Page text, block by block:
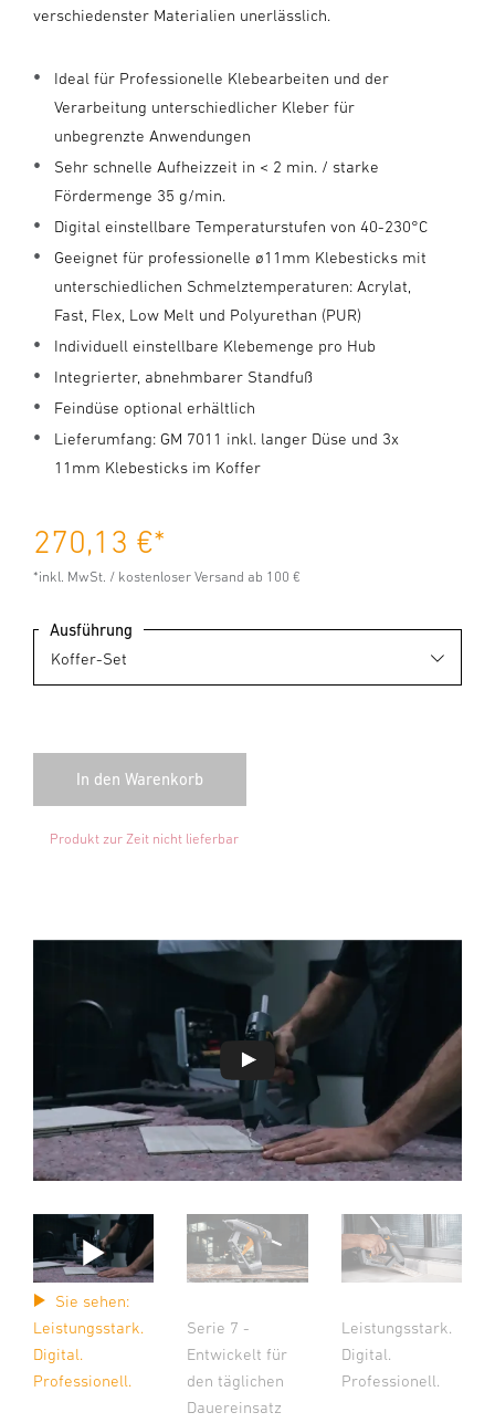
verschiedenster Materialien unerlässlich.
Ideal für Professionelle Klebearbeiten und der
Verarbeitung unterschiedlicher Kleber für
unbegrenzte Anwendungen
Sehr schnelle Aufheizzeit in < 2 min. / starke
Fördermenge 35 g/min.
Digital einstellbare Temperaturstufen von 40-230°C
Geeignet für professionelle ø11mm Klebesticks mit
unterschiedlichen Schmelztemperaturen: Acrylat,
Fast, Flex, Low Melt und Polyurethan (PUR)
Individuell einstellbare Klebemenge pro Hub
Integrierter, abnehmbarer Standfuß
Feindüse optional erhältlich
Lieferumfang: GM 7011 inkl. langer Düse und 3x
11mm Klebesticks im Koffer
270,13 €*
*inkl. MwSt. / kostenloser Versand ab 100 €
Ausführung
Produkt zur Zeit nicht lieferbar
Sie sehen:
Leistungsstark.
Digital.
Professionell.
Serie 7 -
Entwickelt für
den täglichen
Dauereinsatz
Leistungsstark.
Digital.
Professionell.